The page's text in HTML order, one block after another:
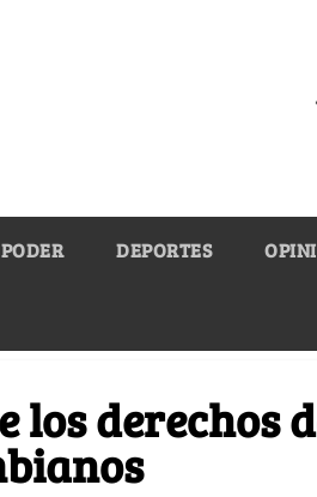
PODER DEPORTES
los derechos